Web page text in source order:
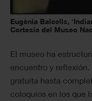
Eugènia Balcells,
Cortesía del Museo
El museo ha
encuentro y
gratuita hasta
coloquios en los que